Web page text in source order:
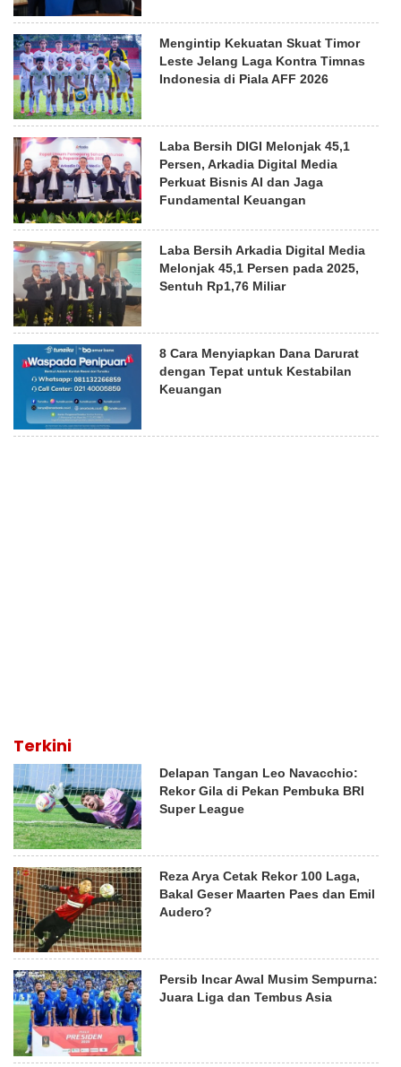
Mengintip Kekuatan Skuat Timor
Leste Jelang Laga Kontra Timnas
Indonesia di Piala AFF 2026
Laba Bersih DIGI Melonjak 45,1
Persen, Arkadia Digital Media
Perkuat Bisnis AI dan Jaga
Fundamental Keuangan
Laba Bersih Arkadia Digital Media
Melonjak 45,1 Persen pada 2025,
Sentuh Rp1,76 Miliar
8 Cara Menyiapkan Dana Darurat
dengan Tepat untuk Kestabilan
Keuangan
Terkini
Delapan Tangan Leo Navacchio:
Rekor Gila di Pekan Pembuka BRI
Super League
Reza Arya Cetak Rekor 100 Laga,
Bakal Geser Maarten Paes dan Emil
Audero?
Persib Incar Awal Musim Sempurna:
Juara Liga dan Tembus Asia